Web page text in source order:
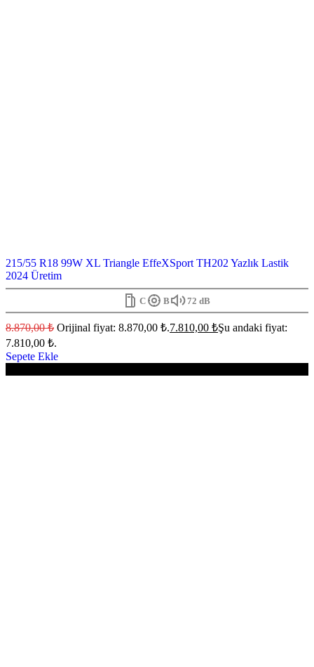
215/55 R18 99W XL Triangle EffeXSport TH202 Yazlık Lastik
2024 Üretim
C B 72 dB
8.870,00₺ Orijinal fiyat: 8.870,00 ₺.7.810,00 ₺Şu andaki fiyat:
7.810,00 ₺.
Sepete Ekle